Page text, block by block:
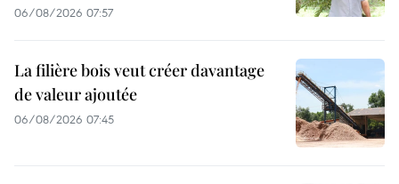
06/08/2026 07:57
La filière bois veut créer davantage
de valeur ajoutée
06/08/2026 07:45